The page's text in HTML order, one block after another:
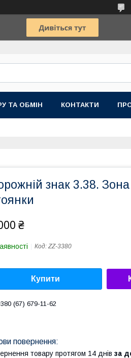
ТА ОБМІН КОНТАКТИ
знак 3.38.
₴
Код: ZZ-3380
Купити
(67) 679-11-62
товару протягом 14 днів за